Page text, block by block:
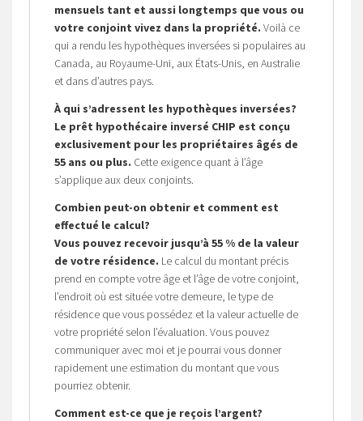
mensuels tant et aussi longtemps que vous ou
votre conjoint vivez dans la propriété. Voilà ce
qui a rendu les hypothèques inversées si populaires au
Canada, au Royaume-Uni, aux États-Unis, en Australie
et dans d’autres pays.
À qui s’adressent les hypothèques inversées?
Le prêt hypothécaire inversé CHIP est conçu
exclusivement pour les propriétaires âgés de
55 ans ou plus. Cette exigence quant à l’âge
s’applique aux deux conjoints.
Combien peut-on obtenir et comment est
effectué le calcul?
Vous pouvez recevoir jusqu’à 55 % de la valeur
de votre résidence. Le calcul du montant précis
prend en compte votre âge et l’âge de votre conjoint,
l’endroit où est située votre demeure, le type de
résidence que vous possédez et la valeur actuelle de
votre propriété selon l’évaluation. Vous pouvez
communiquer avec moi et je pourrai vous donner
rapidement une estimation du montant que vous
pourriez obtenir.
Comment est-ce que je reçois l’argent?